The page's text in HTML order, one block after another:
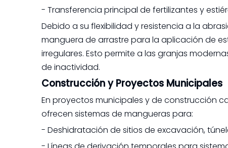
- Transferencia principal de fertilizantes y
Debido a su flexibilidad y resistencia a la
manguera de arrastre para la aplicación de
irregulares. Esto permite a las granjas
de inactividad.
Construcción y Proyectos Municipales
En proyectos municipales y de construcción
ofrecen sistemas de mangueras para:
- Deshidratación de sitios de excavación,